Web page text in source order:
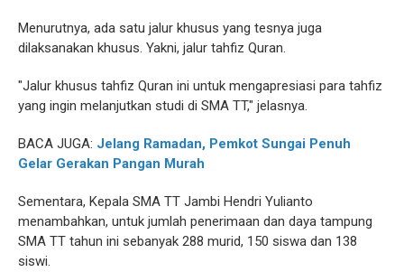
Menurutnya, ada satu jalur khusus yang tesnya juga
dilaksanakan khusus. Yakni, jalur tahfiz Quran.
"Jalur khusus tahfiz Quran ini untuk mengapresiasi para tahfiz
yang ingin melanjutkan studi di SMA TT," jelasnya.
BACA JUGA: Jelang Ramadan, Pemkot Sungai Penuh
Gelar Gerakan Pangan Murah
Sementara, Kepala SMA TT Jambi Hendri Yulianto
menambahkan, untuk jumlah penerimaan dan daya tampung
SMA TT tahun ini sebanyak 288 murid, 150 siswa dan 138
siswi.